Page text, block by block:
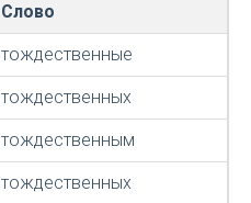
Слово
тождественные
тождественных
тождественным
тождественных